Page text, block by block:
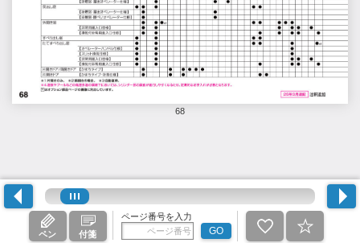
68
ペン 付箋
ページ番号を入力
GO